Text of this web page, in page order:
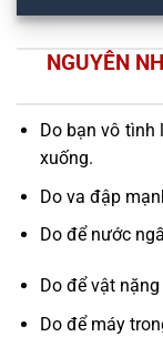
NGUYÊN
Do bạn vô tình
xuống.
Do va đập
Do để nước
Do để vật
Do để máy